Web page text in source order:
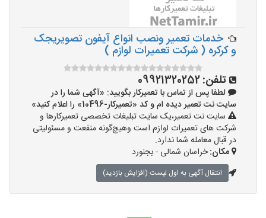
خدمات تعمیر ونصب انواع آیفون تصویریجک
و کرکره ( شرکت تعمیرات لوازم )
تلفن:09921320252
لطفا پس از تماس با تعمیرکار بگویید: «آگهی شما را در
سایت نت تعمیر دیده ام و کد «تعمیرکار-10496» را اعلام کنید»
سایت نت تعمیر،یک سایت تبلیغات تخصصی تعمیرکارها و
شرکت های تعمیرات لوازم است وهیچ‌گونه منفعت و مسئولیتی
در قبال معامله شما ندارد.
مکان:خراسان شمالی - بجنورد
انتقال آگهی به اول لیست (افزایش بازدید)